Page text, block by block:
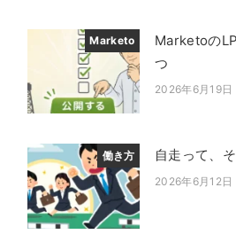
Marketo
Marketoの
つ
投稿日
2026年6月19日
働き方 自走って、
投稿日
2026年6月12日